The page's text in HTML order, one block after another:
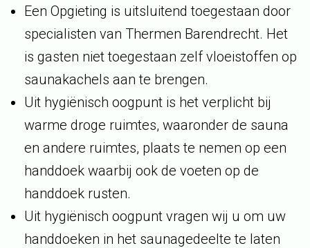
Een Opgieting is uitsluitend toegestaan door
specialisten van Thermen Barendrecht. Het
is gasten niet toegestaan zelf vloeistoffen op
saunakachels aan te brengen.
Uit hygiënisch oogpunt is het verplicht bij
warme droge ruimtes, waaronder de sauna
en andere ruimtes, plaats te nemen op een
handdoek waarbij ook de voeten op de
handdoek rusten.
Uit hygiënisch oogpunt vragen wij u om uw
handdoeken in het saunagedeelte te laten